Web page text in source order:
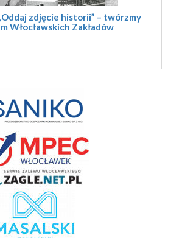
zdjęcie historii” – twórzmy
Włocławskich Zakładów